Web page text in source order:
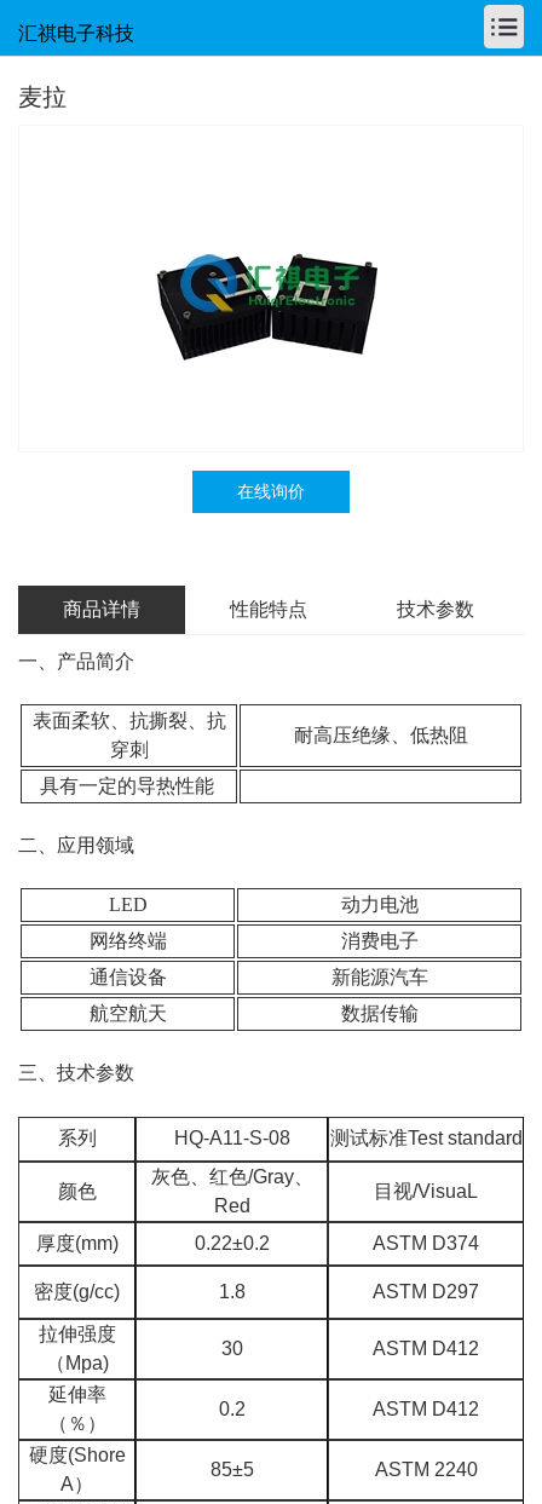
汇祺电子科技
麦拉
在线询价
商品详情 性能特点 技术参数
一、产品简介
表面柔软、抗撕裂、抗
穿刺
耐高压绝缘、低热阻
具有一定的导热性能
二、应用领域
LED
动力电池
网络终端
消费电子
通信设备
新能源汽车
航空航天
数据传输
三、技术参数
系列 HQ-A11-S-08 测试标准Test standard
颜色
灰色、红色/Gray、
Red
目视/VisuaL
厚度(mm) 0.22±0.2 ASTM D374
密度(g/cc) 1.8 ASTM D297
拉伸强度
（Mpa)
30 ASTM D412
延伸率
（％）
0.2 ASTM D412
硬度(Shore
A）
85±5 ASTM 2240